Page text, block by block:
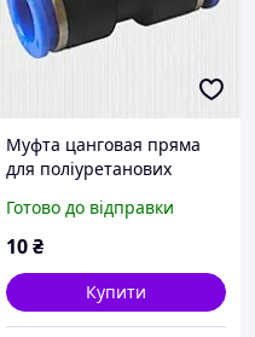
Муфта цанговая пряма
для поліуретанових
SPU06
Готово до відправки
10₴
Купити